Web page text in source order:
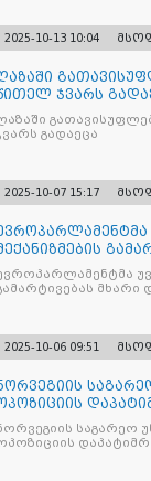
2025-10-13 10:04
ჯვარს
გადაეცა
2025-10-07 15:17
მხარი
2025-10-06 09:51
საგარეო